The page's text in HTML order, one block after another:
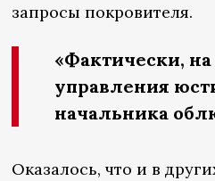
запросы покровителя.
«Фактически,
управления
начальника
Оказалось, что и в